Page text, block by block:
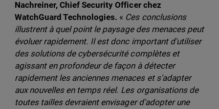
Nachreiner, Chief Security Officer chez
WatchGuard Technologies. « Ces conclusions
illustrent à quel point le paysage des menaces peut
évoluer rapidement. Il est donc important d'utiliser
des solutions de cybersécurité complètes et
agissant en profondeur de façon à détecter
rapidement les anciennes menaces et s'adapter
aux nouvelles en temps réel. Les organisations de
toutes tailles devraient envisager d'adopter une